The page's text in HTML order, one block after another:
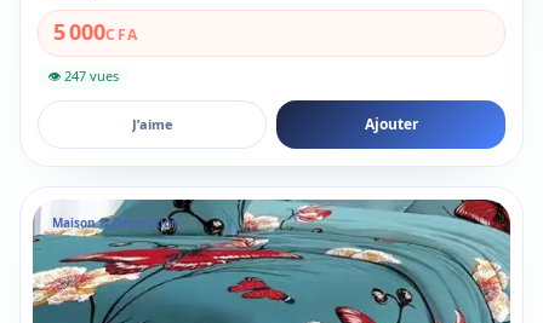
5 000CFA
👁 247 vues
J’aime Ajouter
Maison & Décoration